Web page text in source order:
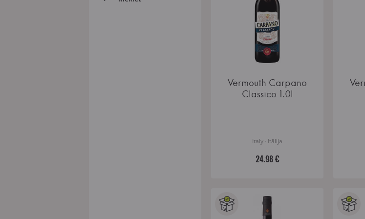
Vermouth Carpano
Classico 1.0l
Italy · Itālija
24.98 €